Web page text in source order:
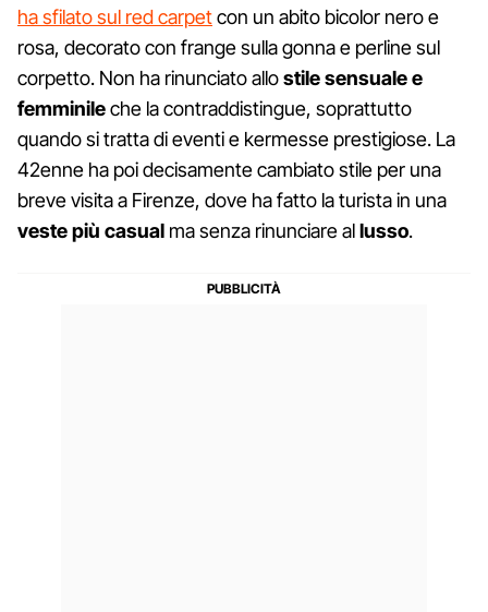
ha sfilato sul red carpetcon un abito bicolor nero e
rosa, decorato con frange sulla gonna e perline sul
corpetto. Non ha rinunciato allostile sensuale e
femminileche la contraddistingue, soprattutto
quando si tratta di eventi e kermesse prestigiose. La
42enne ha poi decisamente cambiato stile per una
breve visita a Firenze, dove ha fatto la turista in una
veste più casual ma senza rinunciare allusso.